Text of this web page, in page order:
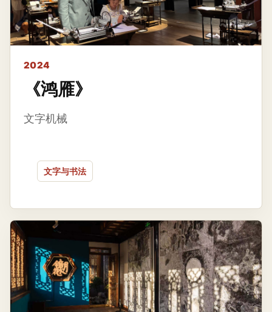
2024
《鸿雁》
文字机械
文字与书法